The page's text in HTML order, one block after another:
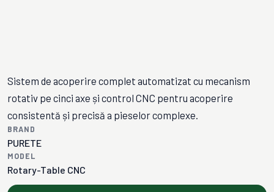
Sistem de acoperire complet automatizat cu mecanism
rotativ pe cinci axe și control CNC pentru acoperire
consistentă și precisă a pieselor complexe.
BRAND
PURETE
MODEL
Rotary-Table CNC